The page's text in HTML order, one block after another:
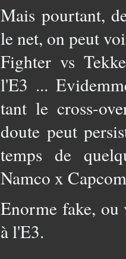
Mais pourtant,
le net, on peut
Fighter vs
l'E3 ...
tant le cross-
doute peut
temps de
Namco x
Enorme fake, ou
à l'E3.